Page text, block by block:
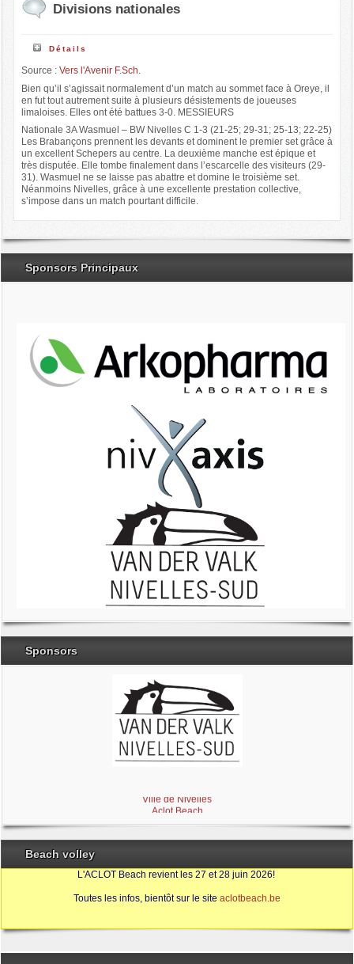
Divisions nationales
Détails
Source :Vers l'Avenir F.Sch.
Bien qu’il s’agissait normalement d’un match au sommet face à Oreye, il
en fut tout autrement suite à plusieurs désistements de joueuses
limaloises. Elles ont été battues 3-0. MESSIEURS
Nationale 3A Wasmuel – BW Nivelles C 1-3 (21-25; 29-31; 25-13; 22-25)
Les Brabançons prennent les devants et dominent le premier set grâce à
un excellent Schepers au centre. La deuxième manche est épique et
très disputée. Elle tombe finalement dans l’escarcelle des visiteurs (29-
31). Wasmuel ne se laisse pas abattre et domine le troisième set.
Néanmoins Nivelles, grâce à une excellente prestation collective,
s’impose dans un match pourtant difficile.
Sponsors Principaux
Sponsors
Ville de Nivelles
Aclot Beach
Beach volley
L'ACLOT Beach revient les 27 et 28 juin 2026!
Toutes les infos, bientôt sur le site aclotbeach.be